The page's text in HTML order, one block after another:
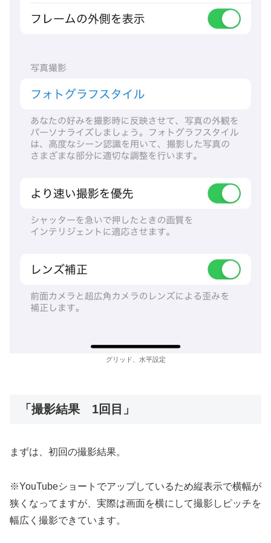
グリッド、水平設定
「撮影結果 1回目」
まずは、初回の撮影結果。
※YouTubeショートでアップしているため縦表示で横幅が
狭くなってますが、実際は画面を横にして撮影しピッチを
幅広く撮影できています。